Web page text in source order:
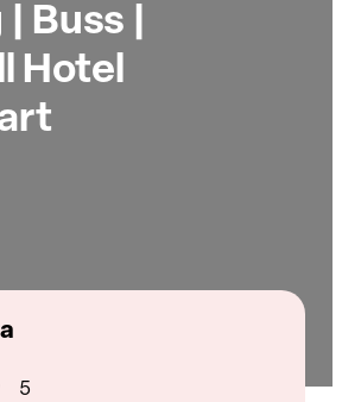
Buss |
Hotel
5